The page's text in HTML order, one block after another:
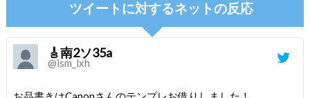
ツイートに対するネットの反応
🎸南2ソ35a
@ism_lxh